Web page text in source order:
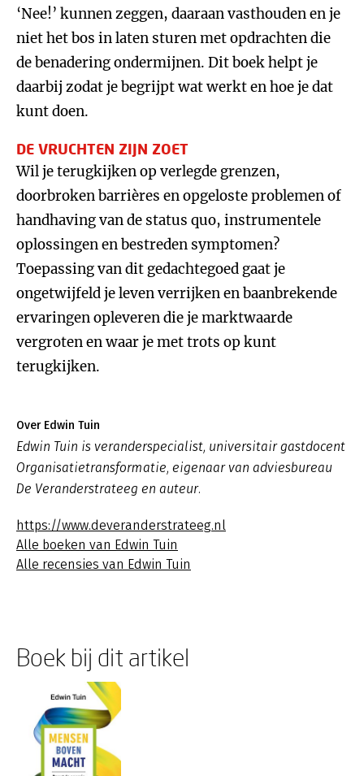
‘Nee!’ kunnen zeggen, daaraan vasthouden en je
niet het bos in laten sturen met opdrachten die
de benadering ondermijnen. Dit boek helpt je
daarbij zodat je begrijpt wat werkt en hoe je dat
kunt doen.
DE VRUCHTEN ZIJN ZOET
Wil je terugkijken op verlegde grenzen,
doorbroken barrières en opgeloste problemen of
handhaving van de status quo, instrumentele
oplossingen en bestreden symptomen?
Toepassing van dit gedachtegoed gaat je
ongetwijfeld je leven verrijken en baanbrekende
ervaringen opleveren die je marktwaarde
vergroten en waar je met trots op kunt
terugkijken.
Over Edwin Tuin
Edwin Tuin is veranderspecialist, universitair gastdocent
Organisatietransformatie, eigenaar van adviesbureau
De Veranderstrateeg en auteur.
https://www.deveranderstrateeg.nl
Alle boeken van Edwin Tuin
Alle recensies van Edwin Tuin
Boek bij dit artikel